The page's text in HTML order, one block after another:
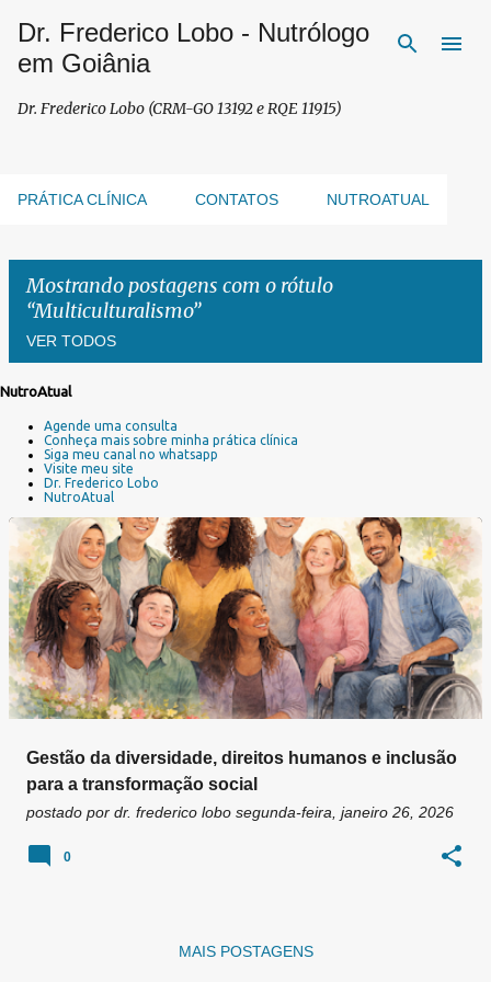
Pular para o conteúdo principal
Dr. Frederico Lobo - Nutrólogo
em Goiânia
Dr. Frederico Lobo (CRM-GO 13192 e RQE 11915)
PRÁTICA CLÍNICA CONTATOS NUTROATUAL
Mostrando postagens com o rótulo
Multiculturalismo
VER TODOS
g
NutroAtual
Agende uma consulta
Conheça mais sobre minha prática clínica
Siga meu canal no whatsapp
Visite meu site
Dr. Frederico Lobo
NutroAtual
Gestão da diversidade, direitos humanos e inclusão
para a transformação social
postado por dr. frederico lobo segunda-feira, janeiro 26, 2026
0
MAIS POSTAGENS